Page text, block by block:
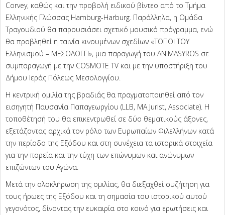
Corvey, καθώς και την προβολή ειδικού βίντεο από το Τμήμα
Ελληνικής Γλώσσας Hamburg-Harburg. Παράλληλα, η Ομάδα
Τραγουδιού θα παρουσιάσει σχετικό μουσικό πρόγραμμα, ενώ
θα προβληθεί η ταινία κινουμένων σχεδίων «ΤΟΠΟΙ ΤΟΥ
Ελληνισμού – ΜΕΣΟΛΟΓΓΙ», μια παραγωγή του ANIMASYROS σε
συμπαραγωγή με την COSMOTE TV και με την υποστήριξη του
Δήμου Ιεράς Πόλεως Μεσολογγίου.
Η κεντρική ομιλία της βραδιάς θα πραγματοποιηθεί από τον
εισηγητή Παυσανία Παπαγεωργίου (LLB, MA Jurist, Associate). Η
τοποθέτησή του θα επικεντρωθεί σε δύο θεματικούς άξονες,
εξετάζοντας αρχικά τον ρόλο των Ευρωπαίων Φιλελλήνων κατά
την περίοδο της Εξόδου και στη συνέχεια τα ιστορικά στοιχεία
για την πορεία και την τύχη των επώνυμων και ανώνυμων
επιζώντων του Αγώνα.
Μετά την ολοκλήρωση της ομιλίας, θα διεξαχθεί συζήτηση για
τους ήρωες της Εξόδου και τη σημασία του ιστορικού αυτού
γεγονότος, δίνοντας την ευκαιρία στο κοινό για ερωτήσεις και